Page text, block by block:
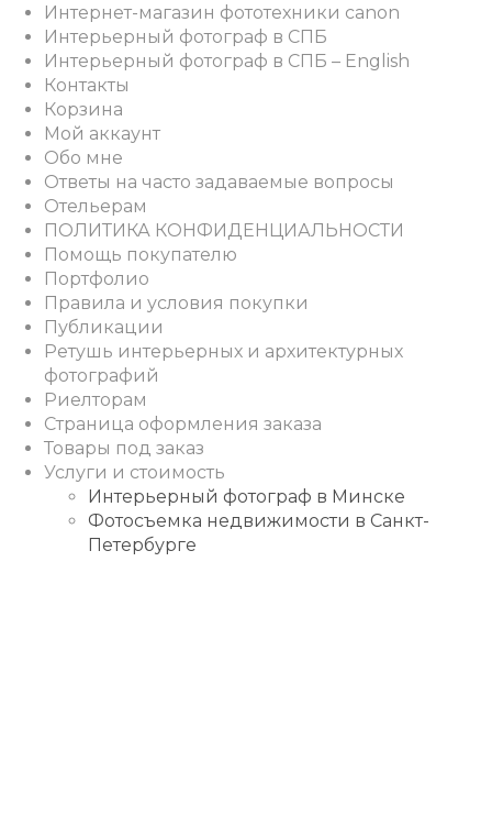
Интернет-магазин фототехники canon
Интерьерный фотограф в СПБ
Интерьерный фотограф в СПБ – English
Контакты
Корзина
Мой аккаунт
Обо мне
Ответы на часто задаваемые вопросы
Отельерам
ПОЛИТИКА КОНФИДЕНЦИАЛЬНОСТИ
Помощь покупателю
Портфолио
Правила и условия покупки
Публикации
Ретушь интерьерных и архитектурных
фотографий
Риелторам
Страница оформления заказа
Товары под заказ
Услуги и стоимость
Интерьерный фотограф в Минске
Фотосъемка недвижимости в Санкт-
Петербурге